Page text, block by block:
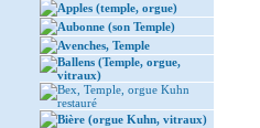
Apples (temple, orgue)
Aubonne (son Temple)
Avenches, Temple
Ballens (Temple, orgue,
vitraux)
Bex, Temple, orgue Kuhn
restauré
Bière (orgue Kuhn, vitraux)